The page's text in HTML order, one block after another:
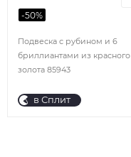
Подвеска с рубином и 6
бриллиантами из красного
золота 85943
-50%
в Сплит